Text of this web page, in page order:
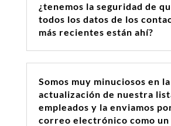
¿tenemos la seguridad de
todos los datos de los
más recientes están ahí?
Somos muy minuciosos en la
actualización de nuestra
empleados y la enviamos
correo electrónico como un